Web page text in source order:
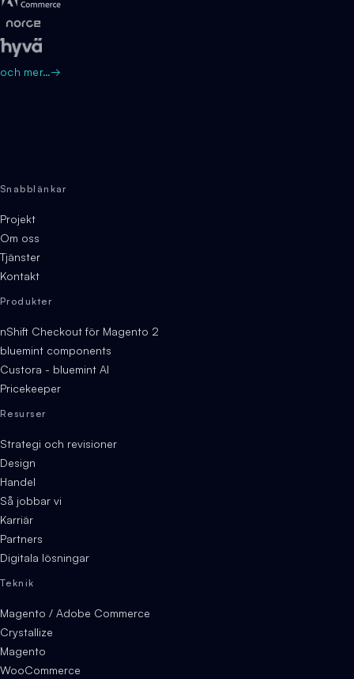
och mer…→
Snabblänkar
Projekt
Om oss
Tjänster
Kontakt
Produkter
nShift Checkout för Magento 2
bluemint components
Custora - bluemint AI
Pricekeeper
Resurser
Strategi och revisioner
Design
Handel
Så jobbar vi
Karriär
Partners
Digitala lösningar
Teknik
Magento / Adobe Commerce
Crystallize
Magento
WooCommerce